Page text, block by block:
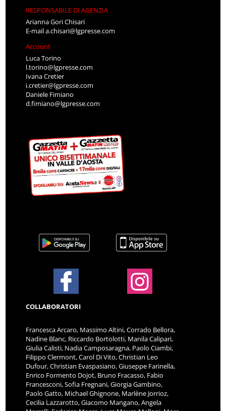
RESPONSABILE DI AGENZIA
Arianna Gori Chisari
E-maila.chisari@lgpresse.com
Account
Luca Torino
l.torino@lgpresse.com
Ivana Cretier
i.cretier@lgpresse.com
Daniele Fimiano
d.fimiano@lgpresse.com
COLLABORATORI
Francesca Arcaro, Massimo Altini, Corrado Bellora,
Nadine Blanc, Riccardo Bortolotti, Manila Calipari,
Giulia Calisti, Nadia Camposaragna, Paolo Ciambi,
Filippo Clermont, Carol Di Vito, Christian Leo
Dufour, Christian Evaspasiano, Giuseppe Farinella,
Enrico Formento Dojot, Bruno Fracasso, Fabio
Francesconi, Sofia Fregnani, Giorgia Gambino,
Paolo Gatto, Michael Ghignone, Marlène Jorrioz,
Cecilia Lazzarotto, Giacomo Mangano, Angela